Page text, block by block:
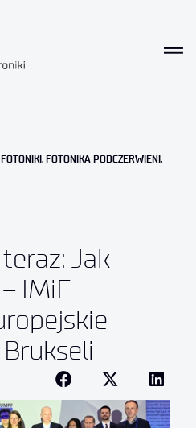
,FOTONIKA PODCZERWIENI,
Jak
IMiF